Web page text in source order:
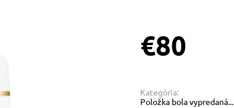
€80
Kategória:
Položka bola vypredaná...